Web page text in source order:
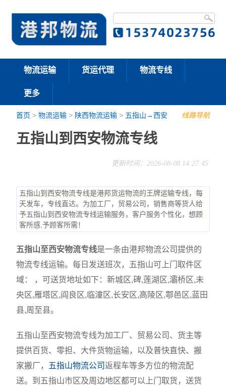
物流运输 货运代理 物流专线
更多
线路导航
首页 >物流运输 > 陕西物流运输 > 五指山→西安
五指山到西安物流专线
更新时间：2026-08-08 14:27:45
五指山到西安物流专线是港邦货运物流的王牌运输专线，每
天发车，专线直达。为加工厂，贸易公司，销售商等货人给
予五指山到西安物流专线运输服务，客户服务个性化，想顾
客所感,予顾客所需！
五指山至西安物流专线是一条由港邦物流公司提供的
物流专线运输。每日发送班次，五指山可上门取件区
域： ，可送货地址如下：新城区,碑,莲湖区,灞桥区,未
央区,雁塔区,阎良区,临潼区,长安区,高陵区,鄠邑区,蓝田
县,周至县。
五指山至西安物流专线为加工厂、贸易公司、货主等
提供百货、零担、大件货物运输，以及普快直快、搬
家搬厂， 五指山物流公司返程车等多方位的物流配
送。到五指山市区及周边地区都可以上门取货，送货